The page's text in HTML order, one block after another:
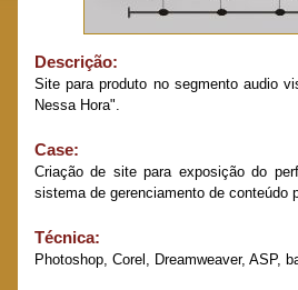
Descrição:
Site para produto no segmento audio
Nessa Hora".
Case:
Criação de site para exposição do
sistema de gerenciamento de conteúdo
Técnica:
Photoshop, Corel, Dreamweaver, ASP,